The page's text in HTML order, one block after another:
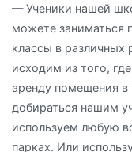
— Ученики нашей
можете заниматься
классы в
исходим из того,
аренду помещения в
добираться нашим
используем любую
парках. Или